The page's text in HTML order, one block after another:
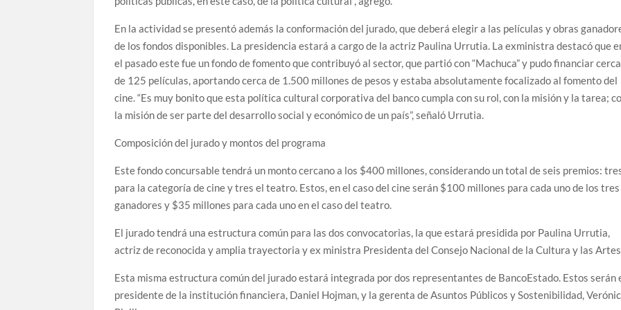
En la actividad se presentó además la conformación del jurado, que deberá elegir a las películas y obras
de los fondos disponibles. La presidencia estará a cargo de la actriz Paulina Urrutia. La exministra destacó que
el pasado este fue un fondo de fomento que contribuyó al sector, que partió con “Machuca” y pudo financiar cerca
de 125 películas, aportando cerca de 1.500 millones de pesos y estaba absolutamente focalizado al fomento del
cine. “Es muy bonito que esta política cultural corporativa del banco cumpla con su rol, con la misión y la tarea;
la misión de ser parte del desarrollo social y económico de un país”, señaló Urrutia.
Composición del jurado y montos del programa
Este fondo concursable tendrá un monto cercano a los $400 millones, considerando un total de seis premios:
para la categoría de cine y tres el teatro. Estos, en el caso del cine serán $100 millones para cada uno de los tres
ganadores y $35 millones para cada uno en el caso del teatro.
El jurado tendrá una estructura común para las dos convocatorias, la que estará presidida por Paulina Urrutia,
actriz de reconocida y amplia trayectoria y ex ministra Presidenta del Consejo Nacional de la Cultura y las
Esta misma estructura común del jurado estará integrada por dos representantes de BancoEstado. Estos serán
presidente de la institución financiera, Daniel Hojman, y la gerenta de Asuntos Públicos y Sostenibilidad,